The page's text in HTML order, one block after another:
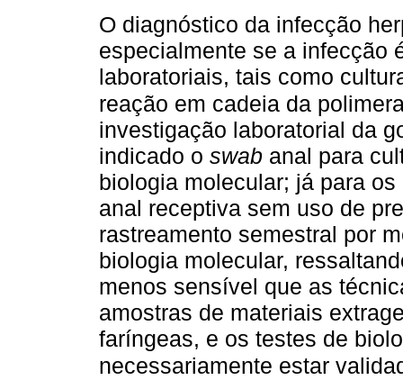
O diagnóstico da infecção
especialmente se a infecção
laboratoriais, tais como
reação em cadeia da
investigação laboratorial da
indicado o swab anal para
biologia molecular; já para
anal receptiva sem uso de
rastreamento semestral por
biologia molecular,
menos sensível que as
amostras de materiais
faríngeas, e os testes de
necessariamente estar